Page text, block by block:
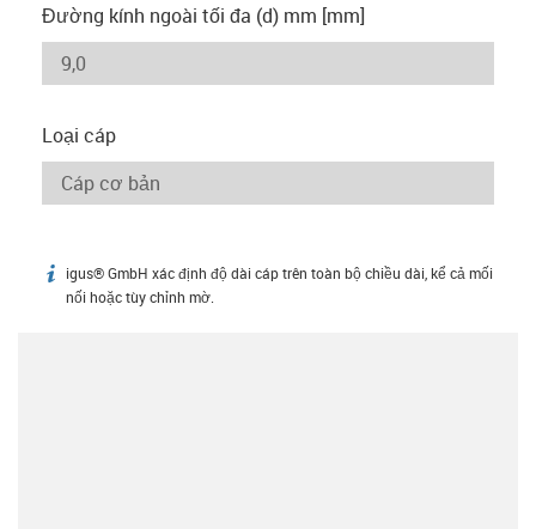
Đường kính ngoài tối đa (d) mm [mm]
Loại cáp
igus-icon-info
igus® GmbH xác định độ dài cáp trên toàn bộ chiều dài, kể cả mối
nối hoặc tùy chỉnh mờ.